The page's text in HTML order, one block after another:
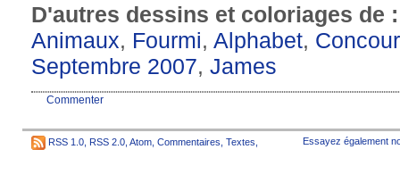
D'autres dessins et coloriages de
Animaux, Fourmi, Alphabet,
Septembre 2007, James
Commenter
RSS 1.0 RSS 2.0 Atom Commentaires Textes Essayez également